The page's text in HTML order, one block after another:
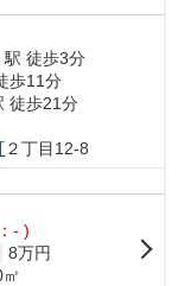
駅 徒歩3分
歩11分
徒歩21分
２丁目12-8
- )
8万円